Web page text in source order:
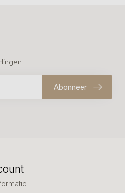
Abonneer